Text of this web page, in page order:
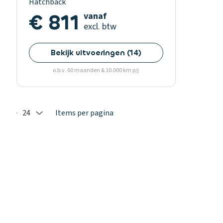
€ 811 vanaf
excl. btw
Bekijk uitvoeringen (14)
o.b.v. 60 maanden & 10.000 km p/j
Selected: 24
24 Items per pagina